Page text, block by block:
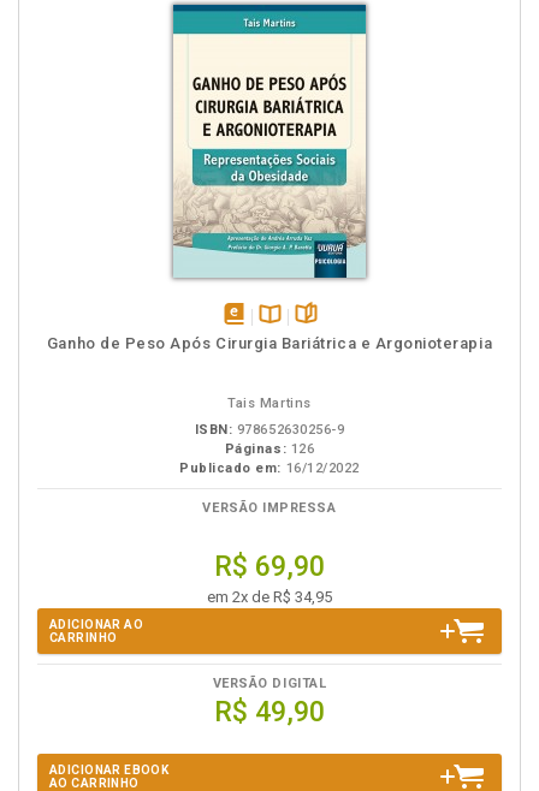
disponívelDisponível
páginas
Ganho de Peso Após Cirurgia Bariátrica e Argonioterapia
Tais Martins
ISBN: 978652630256-9
Páginas: 126
Publicado em: 16/12/2022
VERSÃO IMPRESSA
R$ 69,90
em 2x de R$ 34,95
ADICIONAR AO
CARRINHO
VERSÃO DIGITAL
R$ 49,90
ADICIONAR EBOOK
AO CARRINHO